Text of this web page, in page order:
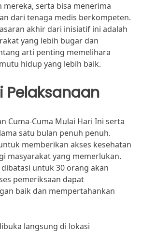
mereka, serta bisa menerima
dari tenaga medis berkompeten.
akhir dari inisiatif ini adalah
yang lebih bugar dan
arti penting memelihara
hidup yang lebih baik.
Pelaksanaan
Cuma-Cuma Mulai Hari Ini serta
satu bulan penuh penuh.
memberikan akses kesehatan
masyarakat yang memerlukan.
untuk 30 orang akan
pemeriksaan dapat
baik dan mempertahankan
langsung di lokasi